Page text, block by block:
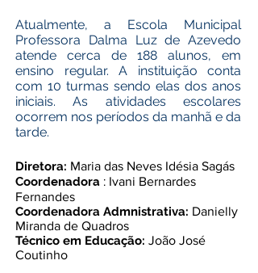
Atualmente, a Escola Municipal
Professora Dalma Luz de Azevedo
atende cerca de 188 alunos, em
ensino regular. A instituição conta
com 10 turmas sendo elas dos anos
iniciais. As atividades escolares
ocorrem nos períodos da manhã e da
tarde.
Diretora: Maria das Neves Idésia Sagás
Coordenadora : Ivani Bernardes
Fernandes
Coordenadora Admnistrativa: Danielly
Miranda de Quadros
Técnico em Educação: João José
Coutinho